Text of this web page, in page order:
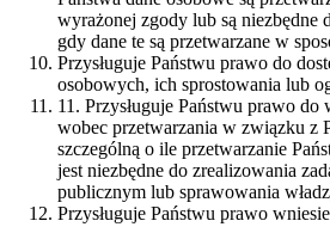
wyrażonej zgody lub są niezbędne
gdy dane te są przetwarzane w
Przysługuje Państwu prawo do
osobowych, ich sprostowania lub
11. Przysługuje Państwu prawo do
wobec przetwarzania w związku z
szczególną o ile przetwarzanie
jest niezbędne do zrealizowania
publicznym lub sprawowania
Przysługuje Państwu prawo